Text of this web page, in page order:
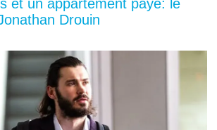
et un appartement payé: le
Drouin